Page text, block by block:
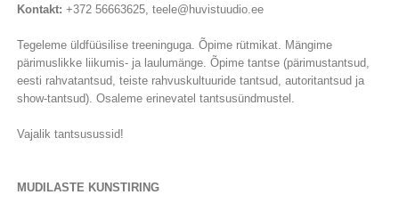
Kontakt: +372 56663625, teele@huvistuudio.ee
Tegeleme üldfüüsilise treeninguga. Õpime rütmikat. Mängime
pärimuslikke liikumis- ja laulumänge. Õpime tantse (pärimustantsud,
eesti rahvatantsud, teiste rahvuskultuuride tantsud, autoritantsud ja
show-tantsud). Osaleme erinevatel tantsusündmustel.
Vajalik tantsusussid!
MUDILASTE KUNSTIRING